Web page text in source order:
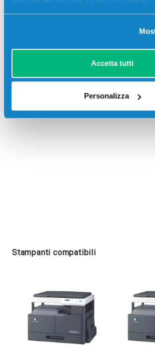
Accetta tutti
Personalizza
Recensioni
Stampanti compatibili